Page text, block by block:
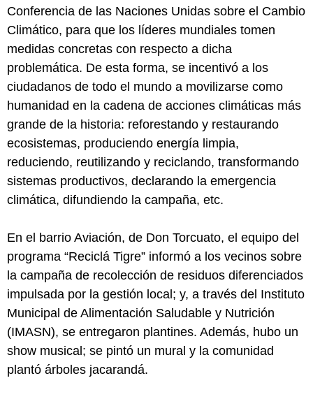
Conferencia de las Naciones Unidas sobre el Cambio
Climático, para que los líderes mundiales tomen
medidas concretas con respecto a dicha
problemática. De esta forma, se incentivó a los
ciudadanos de todo el mundo a movilizarse como
humanidad en la cadena de acciones climáticas más
grande de la historia: reforestando y restaurando
ecosistemas, produciendo energía limpia,
reduciendo, reutilizando y reciclando, transformando
sistemas productivos, declarando la emergencia
climática, difundiendo la campaña, etc.
En el barrio Aviación, de Don Torcuato, el equipo del
programa “Reciclá Tigre” informó a los vecinos sobre
la campaña de recolección de residuos diferenciados
impulsada por la gestión local; y, a través del Instituto
Municipal de Alimentación Saludable y Nutrición
(IMASN), se entregaron plantines. Además, hubo un
show musical; se pintó un mural y la comunidad
plantó árboles jacarandá.